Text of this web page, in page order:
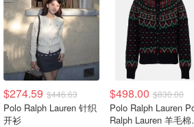
$274.59 $446.63
Polo Ralph Lauren 针织
开衫
$498.00 $830.00
Polo Ralph Lauren
Ralph Lauren 羊毛棉